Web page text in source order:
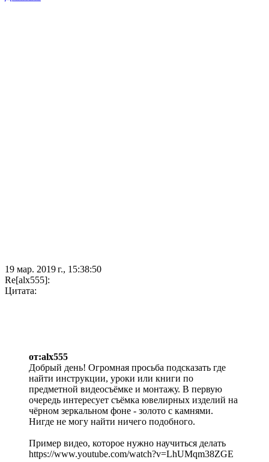
19 мар. 2019 г., 15:38:50
Re[alx555]:
Цитата:
от:alx555
Добрый день! Огромная просьба подсказать где
найти инструкции, уроки или книги по
предметной видеосъёмке и монтажу. В первую
очередь интересует съёмка ювелирных изделий на
чёрном зеркальном фоне - золото с камнями.
Нигде не могу найти ничего подобного.
Пример видео, которое нужно научиться делать
https://www.youtube.com/watch?v=LhUMqm38ZGE